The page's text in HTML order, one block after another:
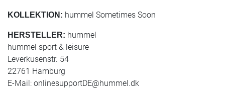
KOLLEKTION: hummel Sometimes Soon
HERSTELLER: hummel
hummel sport & leisure
Leverkusenstr. 54
22761 Hamburg
E-Mail: onlinesupportDE@hummel.dk